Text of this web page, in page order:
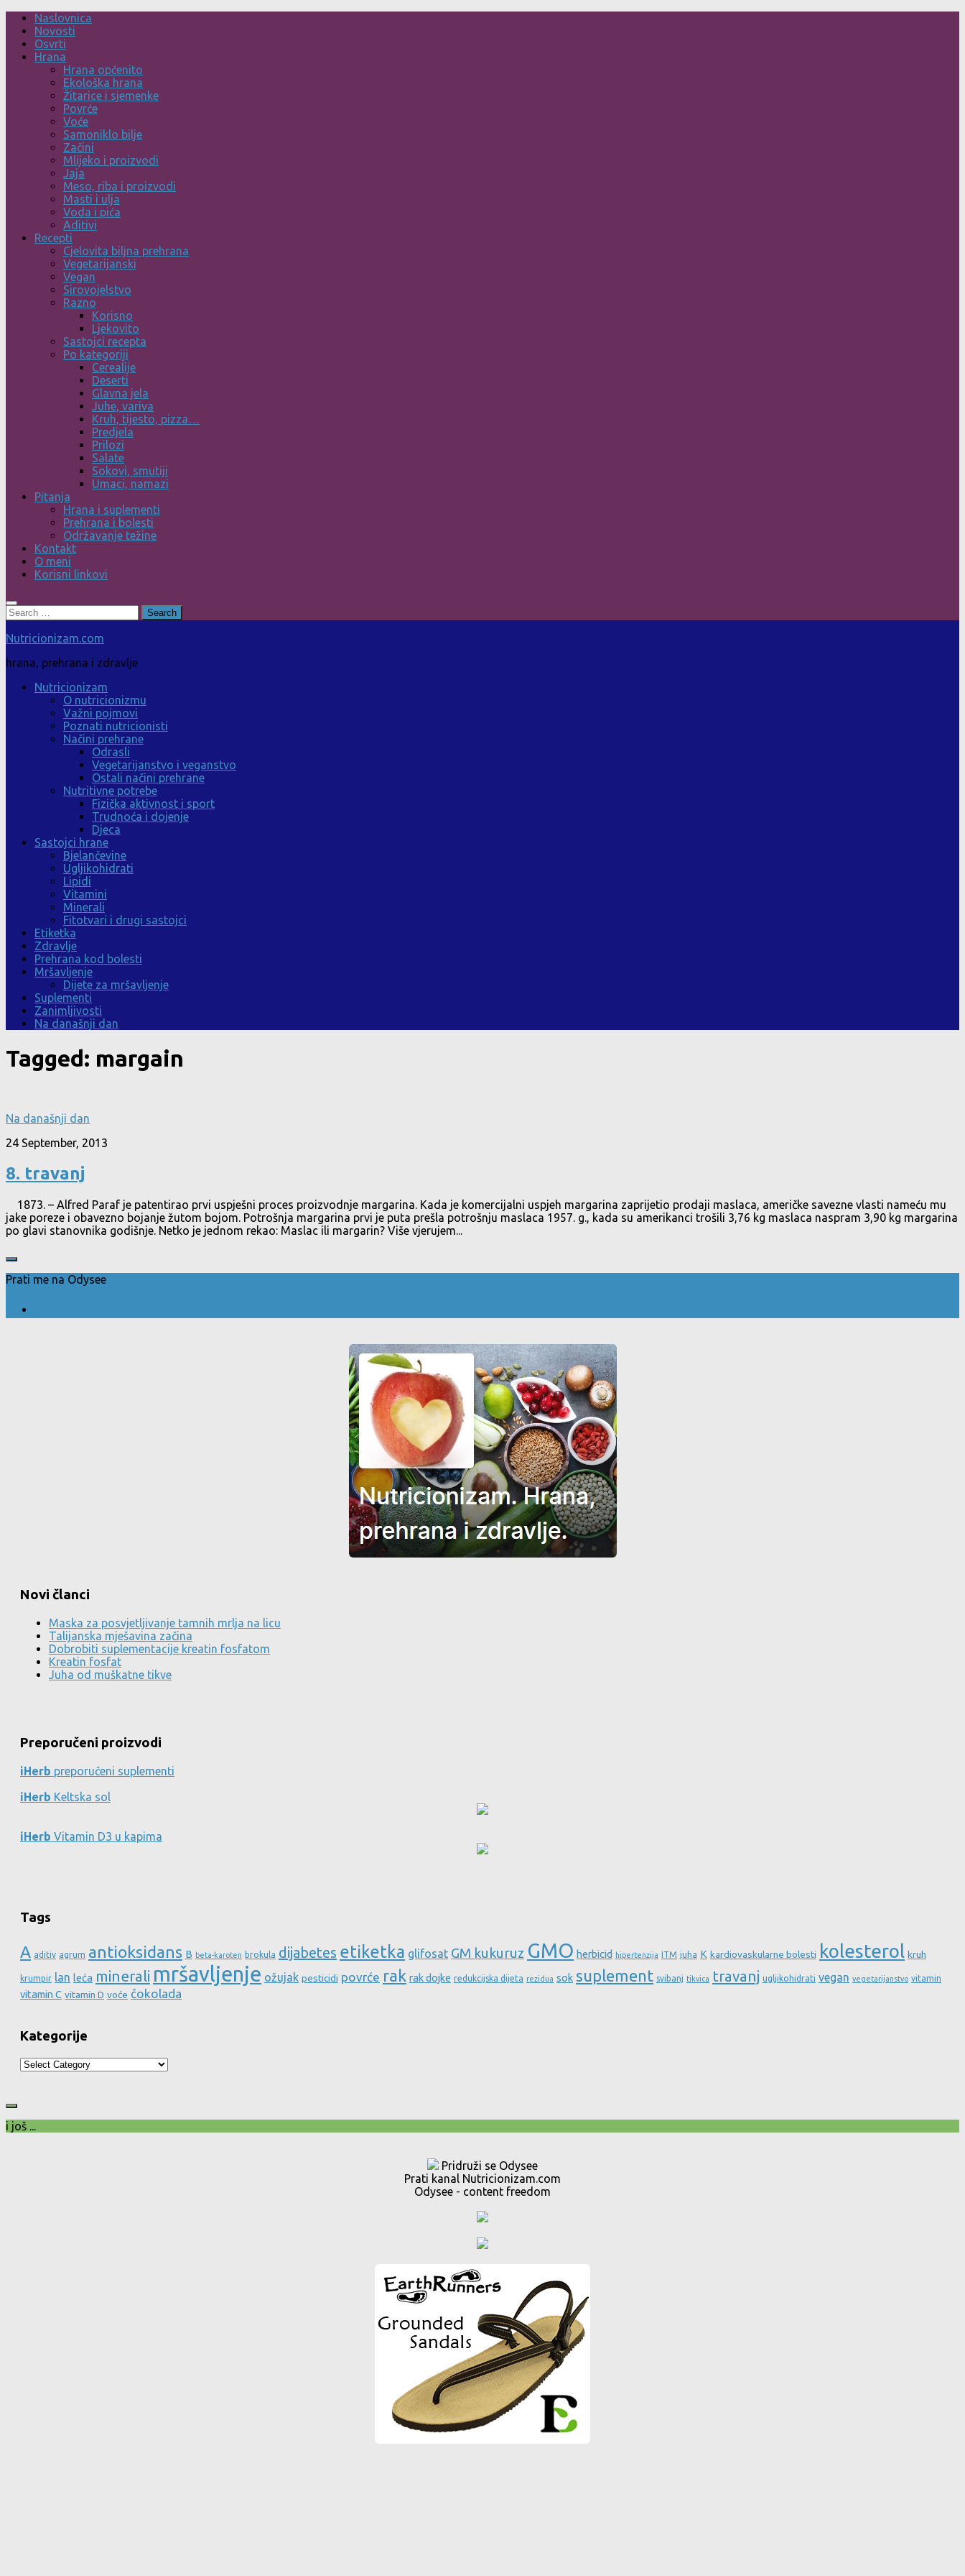
Skip
content
Naslovnica
Novosti
Osvrti
Hrana
Hrana općenito
Ekološka hrana
Žitarice i sjemenke
Povrće
Voće
Samoniklo bilje
Začini
Mlijeko i proizvodi
Jaja
Meso, riba i proizvodi
Masti i ulja
Voda i pića
Aditivi
Recepti
Cjelovita biljna prehrana
Vegetarijanski
Vegan
Sirovojelstvo
Razno
Korisno
Ljekovito
Sastojci recepta
Po kategoriji
Cerealije
Deserti
Glavna jela
Juhe, variva
Kruh, tijesto, pizza…
Predjela
Prilozi
Salate
Sokovi, smutiji
Umaci, namazi
Pitanja
Hrana i suplementi
Prehrana i bolesti
Održavanje težine
Kontakt
O meni
Korisni linkovi
Search
for:
Nutricionizam.com
hrana, prehrana i zdravlje
Nutricionizam
O nutricionizmu
Važni pojmovi
Poznati nutricionisti
Načini prehrane
Odrasli
Vegetarijanstvo i veganstvo
Ostali načini prehrane
Nutritivne potrebe
Fizička aktivnost i sport
Trudnoća i dojenje
Djeca
Sastojci hrane
Bjelančevine
Ugljikohidrati
Lipidi
Vitamini
Minerali
Fitotvari i drugi sastojci
Etiketka
Zdravlje
Prehrana kod bolesti
Mršavljenje
Dijete za mršavljenje
Suplementi
Zanimljivosti
Na današnji dan
Tagged: margain
Na današnji dan
24 September, 2013
8. travanj
1873. – Alfred Paraf je patentirao prvi uspješni proces proizvodnje margarina. Kada je komercijalni uspjeh margarina zaprijetio prodaji maslaca, američke savezne vlasti nameću mu
jake poreze i obavezno bojanje žutom bojom. Potrošnja margarina prvi je puta prešla potrošnju maslaca 1957. g., kada su amerikanci trošili 3,76 kg maslaca naspram 3,90 kg margarina
po glavi stanovnika godišnje. Netko je jednom rekao: Maslac ili margarin? Više vjerujem...
Prati me na Odysee
Novi članci
Maska za posvjetljivanje tamnih mrlja na licu
Talijanska mješavina začina
Dobrobiti suplementacije kreatin fosfatom
Kreatin fosfat
Juha od muškatne tikve
Preporučeni proizvodi
iHerb preporučeni suplementi
iHerb Keltska sol
iHerb Vitamin D3 u kapima
Tags
A aditiv agrum antioksidans B beta-karoten brokula dijabetes etiketka glifosat GM kukuruz GMO herbicid hipertenzija ITM juha K kardiovaskularne bolesti kolesterol kruh
krumpir lan leća minerali mršavljenje ožujak pesticidi povrće rak rak dojke redukcijska dijeta rezidua sok suplement svibanj tikvica travanj ugljikohidrati vegan vegetarijanstvo vitamin
vitamin C vitamin D voće čokolada
Kategorije
Kategorije
i još ...
Pridruži se Odysee
Prati kanal Nutricionizam.com
Odysee - content freedom